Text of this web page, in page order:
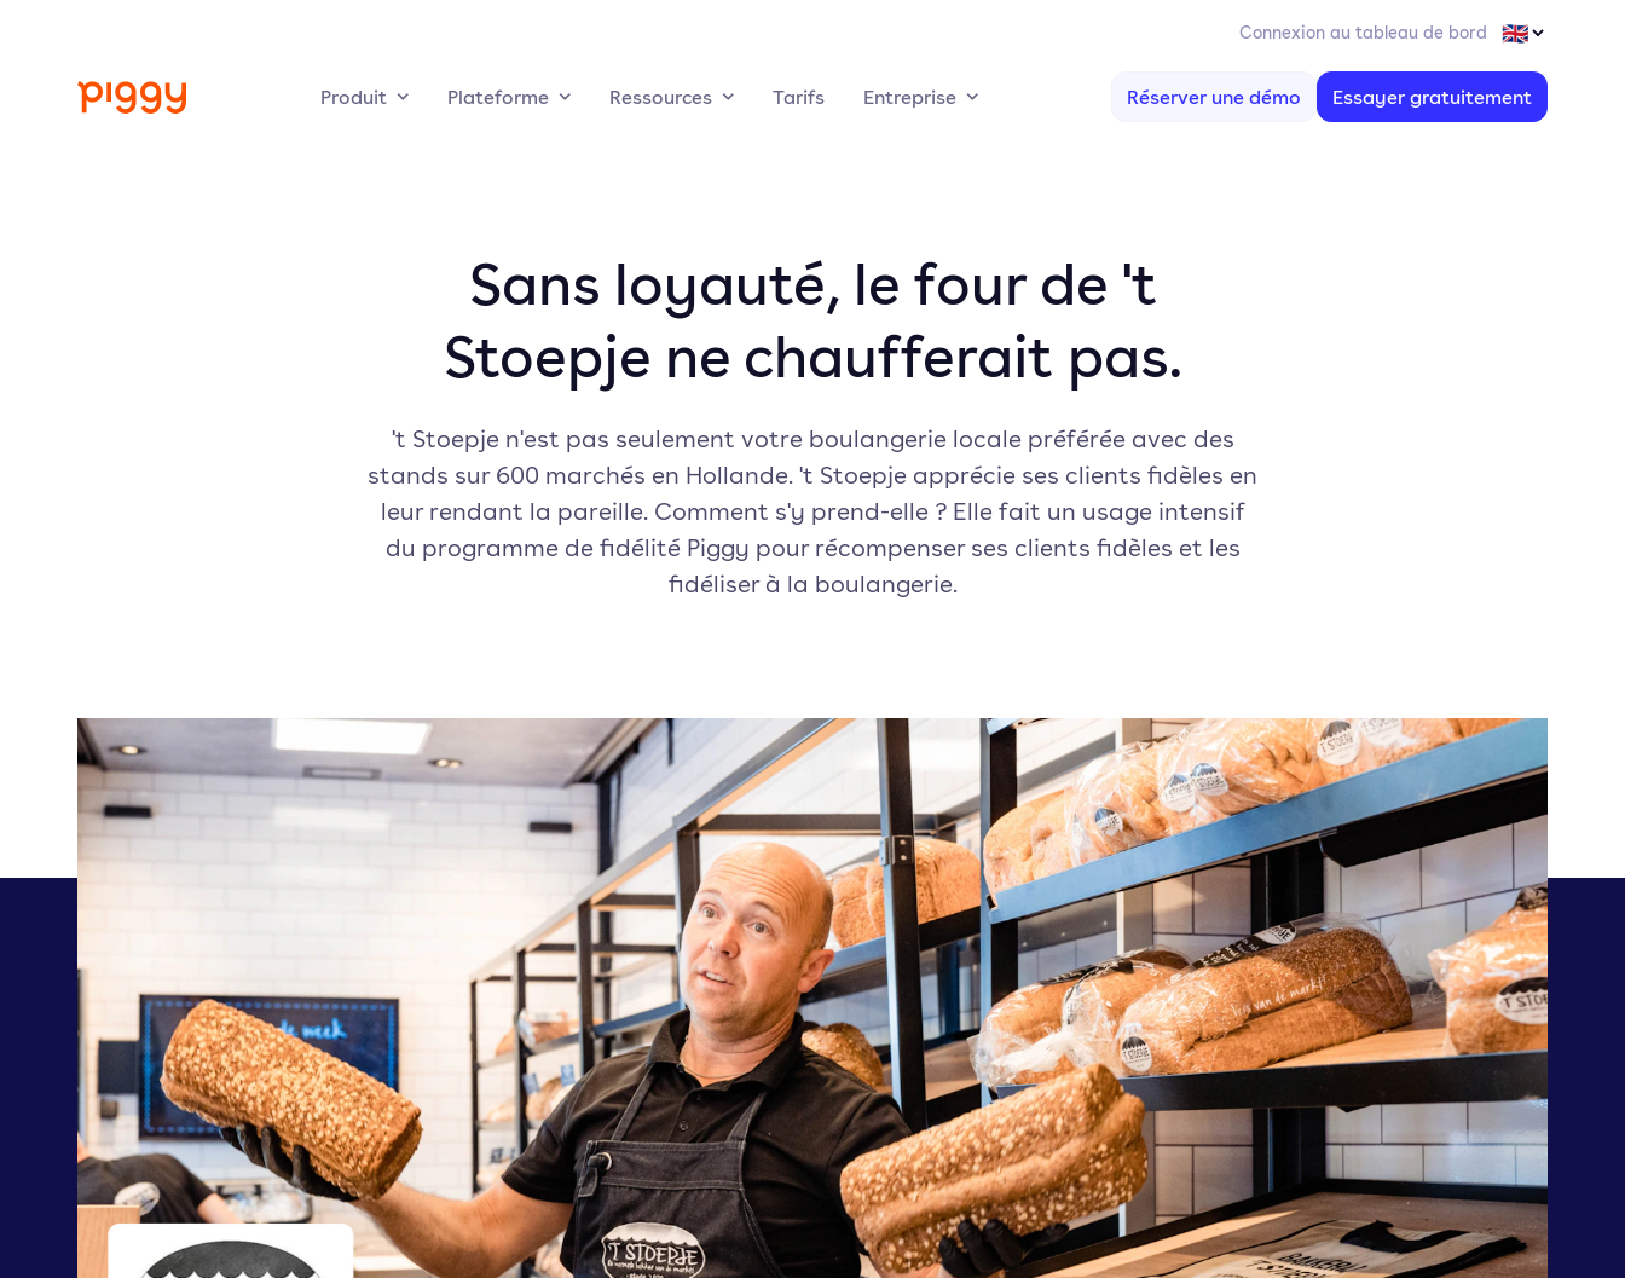
Connexion au tableau de bord
Produit Plateforme Ressources Tarifs Entreprise Réserver une démo Essayer gratuitement
Sans loyauté, le four de 't
Stoepje ne chaufferait pas.
't Stoepje n'est pas seulement votre boulangerie locale préférée avec des
stands sur 600 marchés en Hollande. 't Stoepje apprécie ses clients fidèles en
leur rendant la pareille. Comment s'y prend-elle ? Elle fait un usage intensif
du programme de fidélité Piggy pour récompenser ses clients fidèles et les
fidéliser à la boulangerie.